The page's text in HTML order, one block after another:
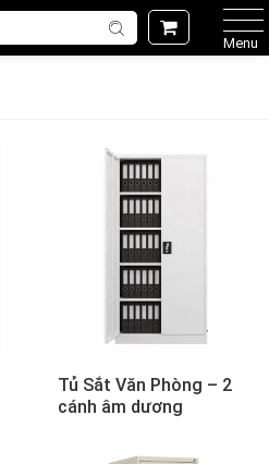
Menu
Tủ Sắt Văn Phòng – 2
cánh âm dương